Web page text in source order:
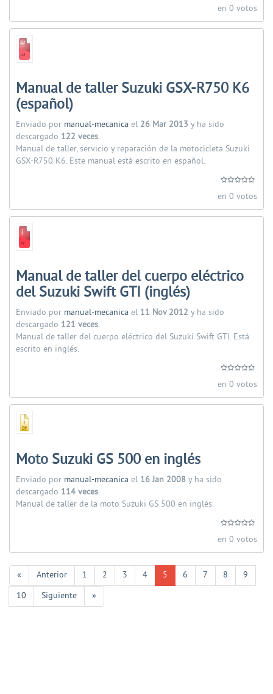
en 0 votos
Manual de taller Suzuki GSX-R750 K6
(español)
Enviado por manual-mecanica el 26 Mar 2013 y ha sido
descargado 122 veces.
Manual de taller, servicio y reparación de la motocicleta Suzuki
GSX-R750 K6. Este manual está escrito en español.
en 0 votos
Manual de taller del cuerpo eléctrico
del Suzuki Swift GTI (inglés)
Enviado por manual-mecanica el 11 Nov 2012 y ha sido
descargado 121 veces.
Manual de taller del cuerpo eléctrico del Suzuki Swift GTI. Está
escrito en inglés.
en 0 votos
Moto Suzuki GS 500 en inglés
Enviado por manual-mecanica el 16 Jan 2008 y ha sido
descargado 114 veces.
Manual de taller de la moto Suzuki GS 500 en inglés.
en 0 votos
« Anterior 1 2 3 4 5 6 7 8
9
10
Siguiente »